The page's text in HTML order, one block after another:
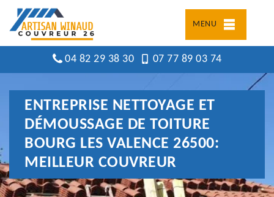
MENU
04 82 29 38 30 07 77 89 03 74
ENTREPRISE NETTOYAGE ET
DÉMOUSSAGE DE TOITURE
BOURG LES VALENCE 26500:
MEILLEUR COUVREUR